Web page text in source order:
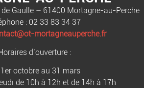
de Gaulle – 61400 Mortagne-au-Perche
: 02 33 83 34 37
mortagneauperche.fr
d’ouverture :
octobre au 31 mars
de 10h à 12h et de 14h à 17h